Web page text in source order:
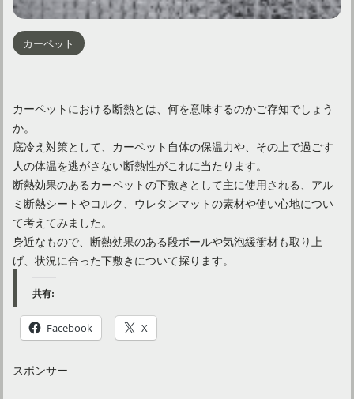
カーペット
カーペットにおける断熱とは、何を意味するのかご存知でしょう
か。
底冷え対策として、カーペット自体の保温力や、その上で過ごす
人の体温を逃がさない断熱性がこれに当たります。
断熱効果のあるカーペットの下敷きとして主に使用される、アル
ミ断熱シートやコルク、ウレタンマットの素材や使い心地につい
て考えてみました。
身近なもので、断熱効果のある段ボールや気泡緩衝材も取り上
げ、状況に合った下敷きについて探ります。
共有:
Facebook X
スポンサー